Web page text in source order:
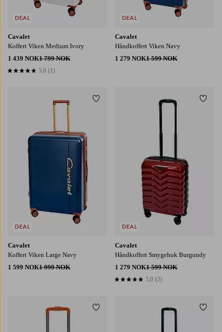
Cavalet
Koffert Viken Medium Ivory
1 439 NOK1 799 NOK
5,0 basert på 1 karaktergivninger
5,0 (1)
DEAL
Cavalet
Håndkoffert Viken Navy
1 279 NOK1 599 NOK
DEAL
Cavalet
Koffert Viken Large Navy
1 599 NOK1 999 NOK
DEAL
Legg til favoritter
Cavalet
Håndkoffert Smygehuk Burgundy
1 279 NOK1 599 NOK
5,0 basert på 2 karaktergivninger
5,0 (2)
DEAL
Legg til favoritter